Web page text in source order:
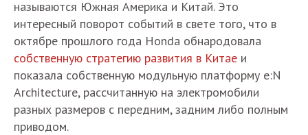
называются Южная Америка и Китай. Это
интересный поворот событий в свете того, что в
октябре прошлого года Honda обнародовала
собственную стратегию развития в Китае и
показала собственную модульную платформу e:N
Architecture, рассчитанную на электромобили
разных размеров с передним, задним либо полным
приводом.